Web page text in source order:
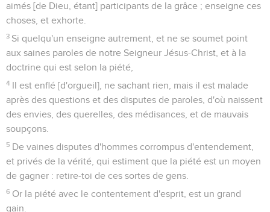
aimés [de Dieu, étant] participants de la grâce ; enseigne ces
choses, et exhorte.
3 Si quelqu'un enseigne autrement, et ne se soumet point
aux saines paroles de notre Seigneur Jésus-Christ, et à la
doctrine qui est selon la piété,
4 Il est enflé [d'orgueil], ne sachant rien, mais il est malade
après des questions et des disputes de paroles, d'où naissent
des envies, des querelles, des médisances, et de mauvais
soupçons.
5 De vaines disputes d'hommes corrompus d'entendement,
et privés de la vérité, qui estiment que la piété est un moyen
de gagner : retire-toi de ces sortes de gens.
6 Or la piété avec le contentement d'esprit, est un grand
gain.